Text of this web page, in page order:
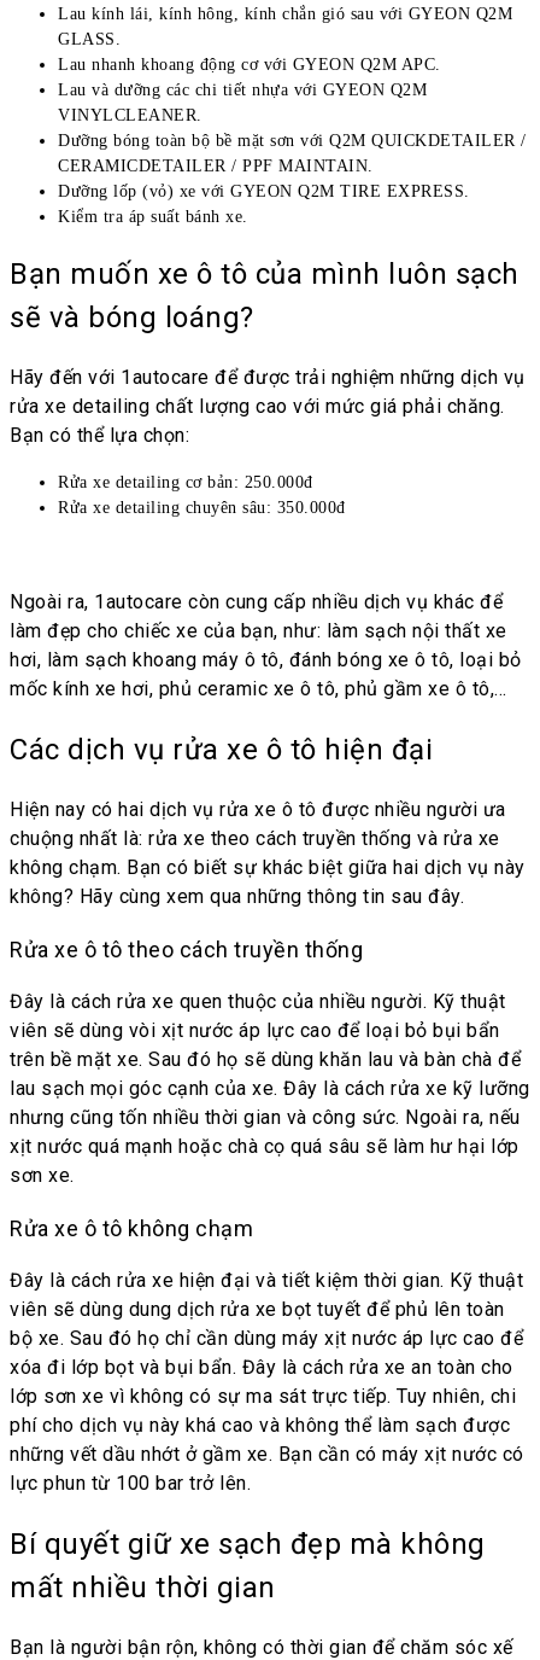
Lau kính lái, kính hông, kính chắn gió sau với GYEON Q2M
GLASS.
Lau nhanh khoang động cơ với GYEON Q2M APC.
Lau và dưỡng các chi tiết nhựa với GYEON Q2M
VINYLCLEANER.
Dưỡng bóng toàn bộ bề mặt sơn với Q2M QUICKDETAILER /
CERAMICDETAILER / PPF MAINTAIN.
Dưỡng lốp (vỏ) xe với GYEON Q2M TIRE EXPRESS.
Kiểm tra áp suất bánh xe.
Bạn muốn xe ô tô của mình luôn sạch
sẽ và bóng loáng?
Hãy đến với 1autocare để được trải nghiệm những dịch vụ
rửa xe detailing chất lượng cao với mức giá phải chăng.
Bạn có thể lựa chọn:
Rửa xe detailing cơ bản: 250.000đ
Rửa xe detailing chuyên sâu: 350.000đ
Ngoài ra, 1autocare còn cung cấp nhiều dịch vụ khác để
làm đẹp cho chiếc xe của bạn, như: làm sạch nội thất xe
hơi, làm sạch khoang máy ô tô, đánh bóng xe ô tô, loại bỏ
mốc kính xe hơi, phủ ceramic xe ô tô, phủ gầm xe ô tô,…
Các dịch vụ rửa xe ô tô hiện đại
Hiện nay có hai dịch vụ rửa xe ô tô được nhiều người ưa
chuộng nhất là: rửa xe theo cách truyền thống và rửa xe
không chạm. Bạn có biết sự khác biệt giữa hai dịch vụ này
không? Hãy cùng xem qua những thông tin sau đây.
Rửa xe ô tô theo cách truyền thống
Đây là cách rửa xe quen thuộc của nhiều người. Kỹ thuật
viên sẽ dùng vòi xịt nước áp lực cao để loại bỏ bụi bẩn
trên bề mặt xe. Sau đó họ sẽ dùng khăn lau và bàn chà để
lau sạch mọi góc cạnh của xe. Đây là cách rửa xe kỹ lưỡng
nhưng cũng tốn nhiều thời gian và công sức. Ngoài ra, nếu
xịt nước quá mạnh hoặc chà cọ quá sâu sẽ làm hư hại lớp
sơn xe.
Rửa xe ô tô không chạm
Đây là cách rửa xe hiện đại và tiết kiệm thời gian. Kỹ thuật
viên sẽ dùng dung dịch rửa xe bọt tuyết để phủ lên toàn
bộ xe. Sau đó họ chỉ cần dùng máy xịt nước áp lực cao để
xóa đi lớp bọt và bụi bẩn. Đây là cách rửa xe an toàn cho
lớp sơn xe vì không có sự ma sát trực tiếp. Tuy nhiên, chi
phí cho dịch vụ này khá cao và không thể làm sạch được
những vết dầu nhớt ở gầm xe. Bạn cần có máy xịt nước có
lực phun từ 100 bar trở lên.
Bí quyết giữ xe sạch đẹp mà không
mất nhiều thời gian
Bạn là người bận rộn, không có thời gian để chăm sóc xế